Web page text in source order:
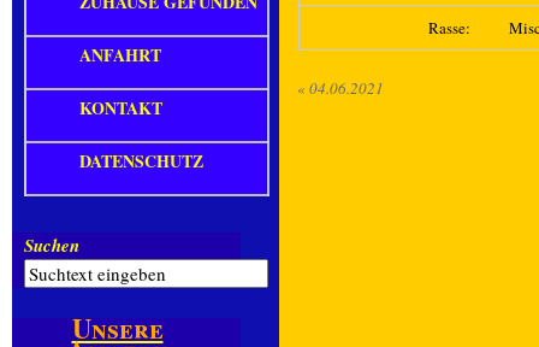
Rasse:
« 04.06.2021
ANFAHRT
KONTAKT
DATENSCHUTZ
Suchen
Unsere